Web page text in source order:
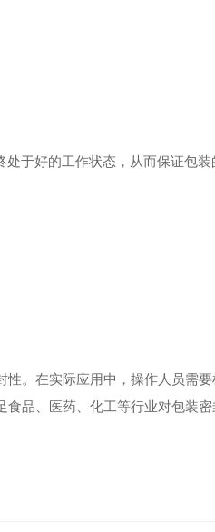
于好的工作状态，从而保证包装
。在实际应用中，操作人员需
品、医药、化工等行业对包装